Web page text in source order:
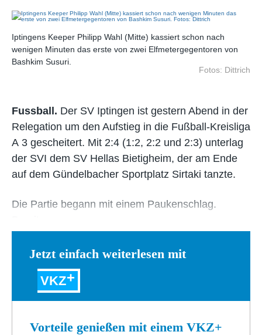
Iptingens Keeper Philipp Wahl (Mitte) kassiert schon nach
wenigen Minuten das erste von zwei Elfmetergegentoren von
Bashkim Susuri.
Fotos: Dittrich
Fussball. Der SV Iptingen ist gestern Abend in der
Relegation um den Aufstieg in die Fußball-Kreisliga
A 3 gescheitert. Mit 2:4 (1:2, 2:2 und 2:3) unterlag
der SVI dem SV Hellas Bietigheim, der am Ende
auf dem Gündelbacher Sportplatz Sirtaki tanzte.
Die Partie begann mit einem Paukenschlag.
Jetzt einfach weiterlesen mit
VKZ
Vorteile genießen mit einem VKZ+